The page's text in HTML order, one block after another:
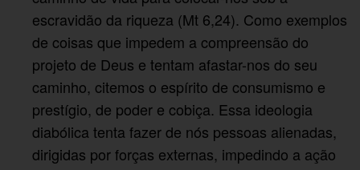
escravidão da riqueza (Mt 6,24). Como exemplos
de coisas que impedem a compreensão do
projeto de Deus e tentam afastar-nos do seu
caminho, citemos o espírito de consumismo e
prestígio, de poder e cobiça. Essa ideologia
diabólica tenta fazer de nós pessoas alienadas,
dirigidas por forças externas, impedindo a ação